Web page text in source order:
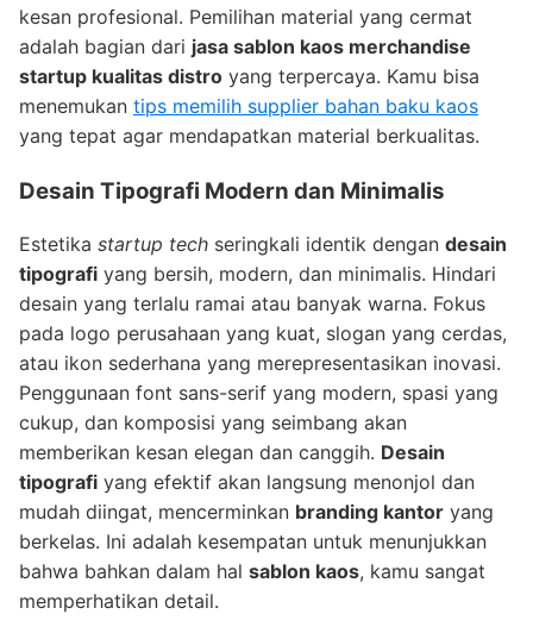
kesan profesional. Pemilihan material yang cermat
adalah bagian dari jasa sablon kaos merchandise
startup kualitas distro yang terpercaya. Kamu bisa
menemukan tips memilih supplier bahan baku kaos
yang tepat agar mendapatkan material berkualitas.
Desain Tipografi Modern dan Minimalis
Estetika startup tech seringkali identik dengan desain
tipografi yang bersih, modern, dan minimalis. Hindari
desain yang terlalu ramai atau banyak warna. Fokus
pada logo perusahaan yang kuat, slogan yang cerdas,
atau ikon sederhana yang merepresentasikan inovasi.
Penggunaan font sans-serif yang modern, spasi yang
cukup, dan komposisi yang seimbang akan
memberikan kesan elegan dan canggih. Desain
tipografi yang efektif akan langsung menonjol dan
mudah diingat, mencerminkan branding kantor yang
berkelas. Ini adalah kesempatan untuk menunjukkan
bahwa bahkan dalam hal sablon kaos, kamu sangat
memperhatikan detail.